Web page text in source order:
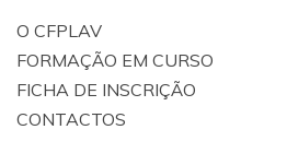
O CFPLAV
FORMAÇÃO EM CURSO
FICHA DE INSCRIÇÃO
CONTACTOS